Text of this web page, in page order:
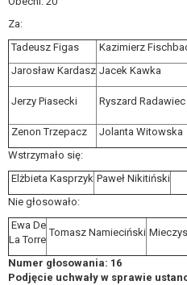
Za:
Tadeusz Figas
Kazimierz
Jarosław Kardasz Jacek Kawka
Jerzy Piasecki Ryszard Radawiec
Zenon Trzepacz
Jolanta Witowska
Wstrzymało się:
Elżbieta Kasprzyk Paweł Nikitiński
Nie głosowało:
Ewa De
La Torre
Tomasz Namieciński
Numer głosowania: 16
Podjęcie uchwały w sprawie